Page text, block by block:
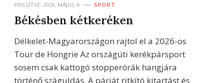
FRISSÍTVE: 2026. MÁJUS 4. SPORT
Békésben kétkeréken
Délkelet-Magyarországon rajtol el a 2026-os
Tour de Hongrie Az országúti kerékpársport
sosem csak kattogó stopperórák hangjára
történő száguldás. A párját ritkító kitartást és